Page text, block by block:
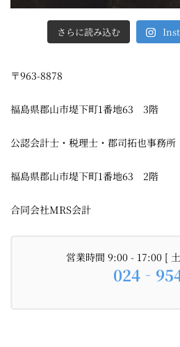
さらに読み込む
〒963-8878
福島県郡山市堤下町1番地63 3階
公認会計士・税理士・郡司拓也事務所
福島県郡山市堤下町1番地63 2階
合同会社MRS会計
営業時間 9:00 - 17:00 [